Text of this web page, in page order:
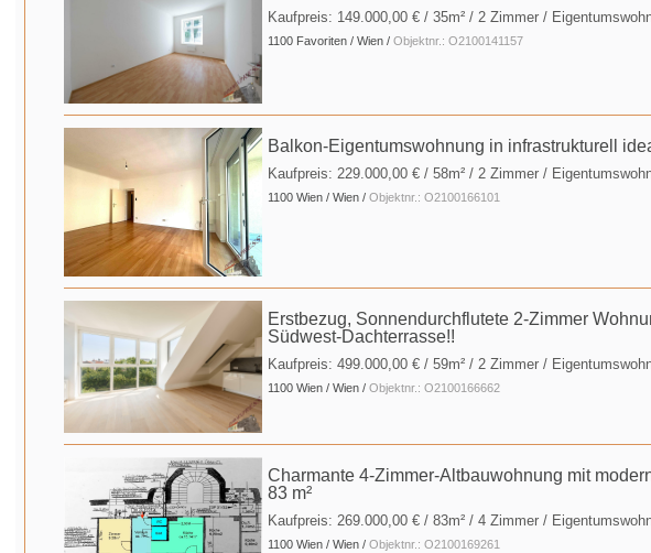
Kaufpreis: 149.000,00 € / 35m² / 2 Zimmer /
1100 Favoriten / Wien / Objektnr.: O2100141157
Balkon-Eigentumswohnung in infrastrukturell
Kaufpreis: 229.000,00 € / 58m² / 2 Zimmer /
1100 Wien / Wien / Objektnr.: O2100166101
Erstbezug, Sonnendurchflutete 2-Zimmer
Südwest-Dachterrasse!!
Kaufpreis: 499.000,00 € / 59m² / 2 Zimmer /
1100 Wien / Wien / Objektnr.: O2100166662
Charmante 4-Zimmer-Altbauwohnung mit
83 m²
Kaufpreis: 269.000,00 € / 83m² / 4 Zimmer /
1100 Wien / Wien / Objektnr.: O2100169261